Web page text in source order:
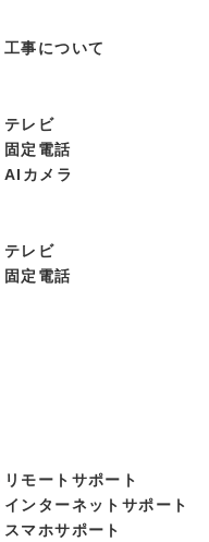
工事について
テレビ
固定電話
AIカメラ
テレビ
固定電話
リモートサポート
インターネットサポート
スマホサポート